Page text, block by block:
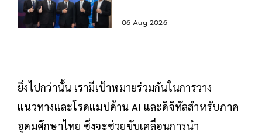
06 Aug 2026
ยิ่งไปกว่านั้น เรามีเป้าหมายร่วมกันในการวาง
แนวทางและโรดแมปด้าน AI และดิจิทัลสำหรับภาค
อุดมศึกษาไทย ซึ่งจะช่วยขับเคลื่อนการนำ